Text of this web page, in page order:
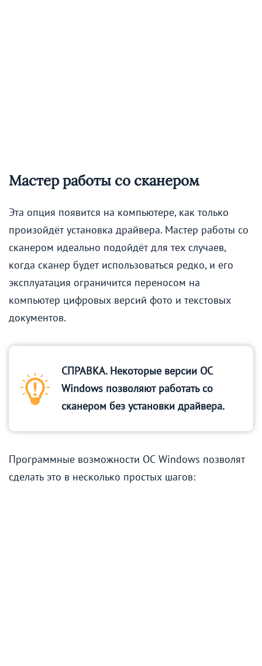
Мастер работы со сканером
Эта опция появится на компьютере, как только
произойдёт установка драйвера. Мастер работы со
сканером идеально подойдёт для тех случаев,
когда сканер будет использоваться редко, и его
эксплуатация ограничится переносом на
компьютер цифровых версий фото и текстовых
документов.
СПРАВКА. Некоторые версии OC
Windows позволяют работать со
сканером без установки драйвера.
Программные возможности ОС Windows позволят
сделать это в несколько простых шагов: